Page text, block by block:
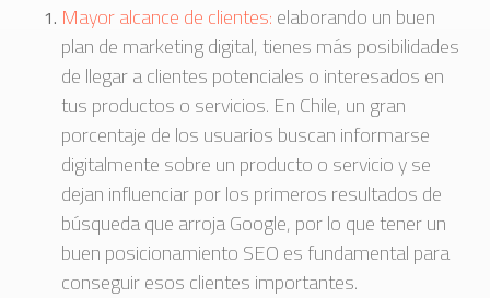
Mayor alcance de clientes: elaborando un buen
plan de marketing digital, tienes más posibilidades
de llegar a clientes potenciales o interesados en
tus productos o servicios. En Chile, un gran
porcentaje de los usuarios buscan informarse
digitalmente sobre un producto o servicio y se
dejan influenciar por los primeros resultados de
búsqueda que arroja Google, por lo que tener un
buen posicionamiento SEO es fundamental para
conseguir esos clientes importantes.